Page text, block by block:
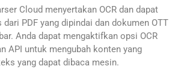
Cloud menyertakan OCR dan dapat
PDF yang dipindai dan dokumen OTT
Anda dapat mengaktifkan opsi OCR
API untuk mengubah konten yang
yang dapat dibaca mesin.